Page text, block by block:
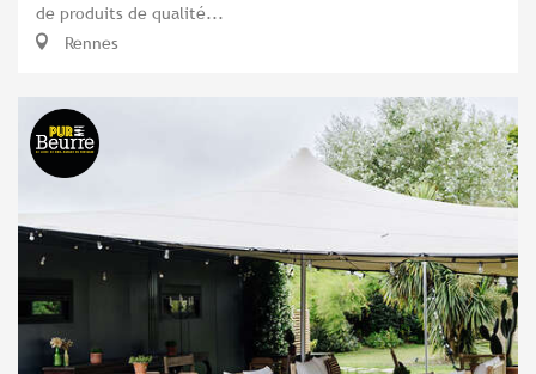
de produits de qualité...
Rennes